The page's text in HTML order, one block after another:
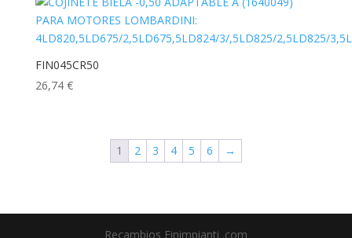
FIN045CR50
26,74 €
1 2 3 4 5 6 →
Recambios Finimpianti .com